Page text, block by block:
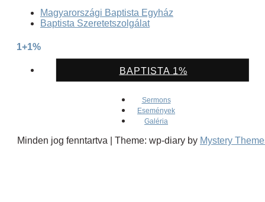
Magyarországi Baptista Egyház
Baptista Szeretetszolgálat
1+1%
BAPTISTA 1%
Sermons
Események
Galéria
Minden jog fenntartva Theme: wp-diary by Mystery